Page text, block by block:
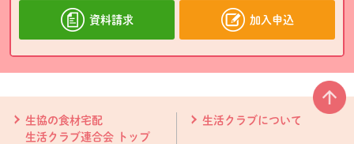
資料請求 加入申込
生協の食材宅配
生活クラブ連合会 トップ
生活クラブについて